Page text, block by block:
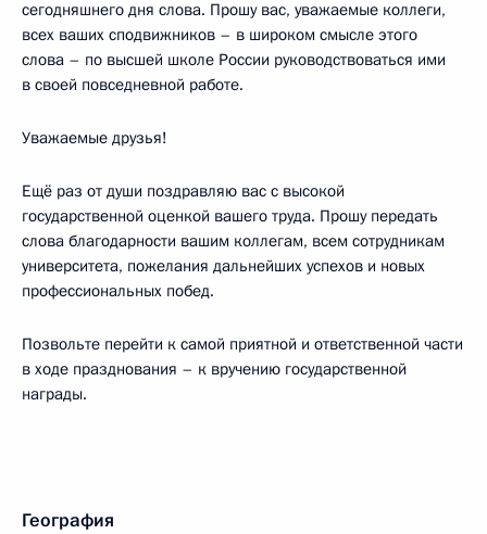
сегодняшнего дня слова. Прошу вас, уважаемые коллеги,
всех ваших сподвижников – в широком смысле этого
слова – по высшей школе России руководствоваться ими
в своей повседневной работе.
Уважаемые друзья!
Ещё раз от души поздравляю вас с высокой
государственной оценкой вашего труда. Прошу передать
слова благодарности вашим коллегам, всем сотрудникам
университета, пожелания дальнейших успехов и новых
профессиональных побед.
Позвольте перейти к самой приятной и ответственной части
в ходе празднования – к вручению государственной
награды.
География